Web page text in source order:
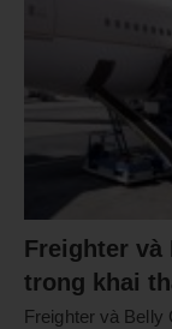
Freighter và
trong khai
Freighter và Belly